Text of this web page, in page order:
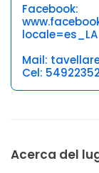
Facebook:
locale=es_LA
Mail:
Cel:
Acerca del